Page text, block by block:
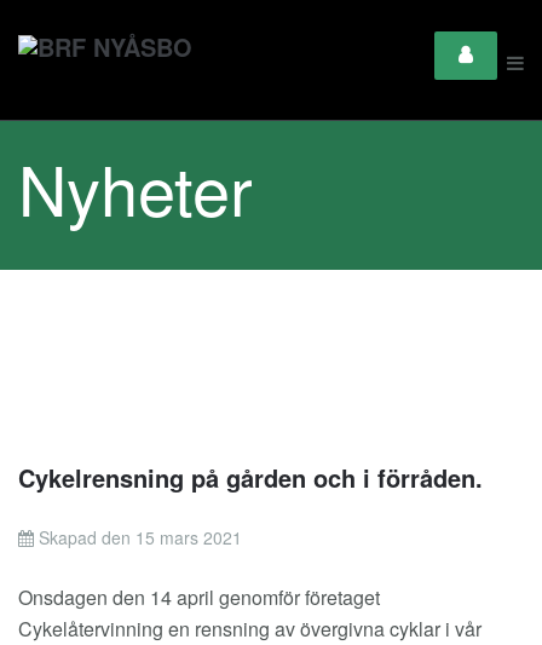
Nyheter
Cykelrensning på gården och i förråden.
Skapad den 15 mars 2021
Onsdagen den 14 april genomför företaget
Cykelåtervinning en rensning av övergivna cyklar i vår